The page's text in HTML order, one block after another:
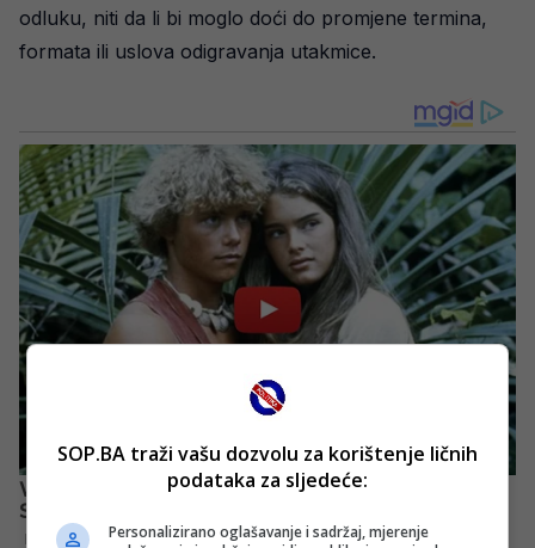
odluku, niti da li bi moglo doći do promjene termina,
formata ili uslova odigravanja utakmice.
SOP.BA traži vašu dozvolu za korištenje ličnih
podataka za sljedeće:
Personalizirano oglašavanje i sadržaj, mjerenje